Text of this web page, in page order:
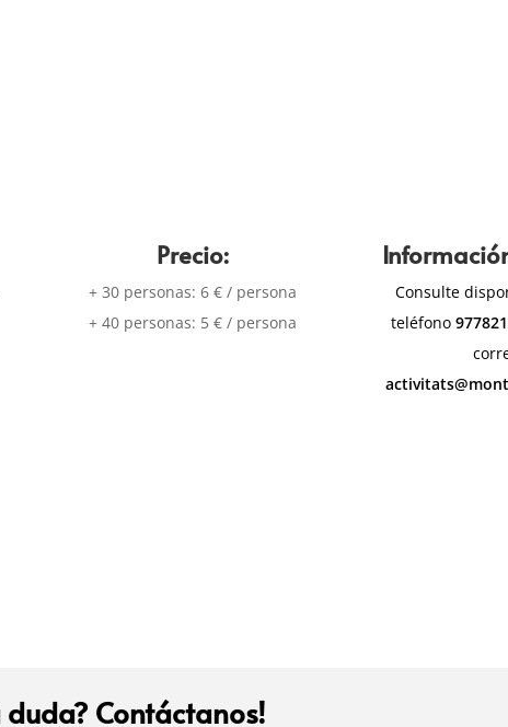
Precio:
+ 30 personas: 6 € / persona
+ 40 personas: 5 € / persona
Consulte
teléfono
Contáctanos!